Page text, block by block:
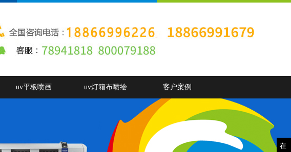
uv平板喷画 uv灯箱布喷绘 客户案例
在